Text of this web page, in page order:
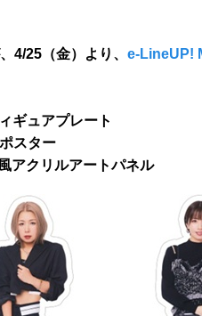
4/25（金）より、 e-LineUP!
ギュアプレート
スター
アクリルアートパネル